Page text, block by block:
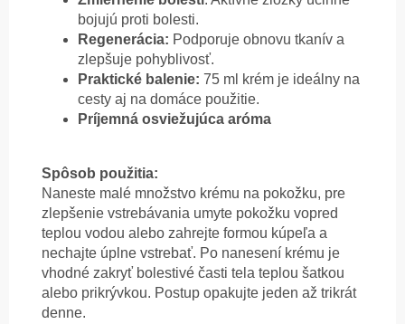
bojujú proti bolesti.
Regenerácia: Podporuje obnovu tkanív a
zlepšuje pohyblivosť.
Praktické balenie: 75 ml krém je ideálny na
cesty aj na domáce použitie.
Príjemná osviežujúca aróma
Spôsob použitia:
Naneste malé množstvo krému na pokožku, pre
zlepšenie vstrebávania umyte pokožku vopred
teplou vodou alebo zahrejte formou kúpeľa a
nechajte úplne vstrebať. Po nanesení krému je
vhodné zakryť bolestivé časti tela teplou šatkou
alebo prikrývkou. Postup opakujte jeden až trikrát
denne.